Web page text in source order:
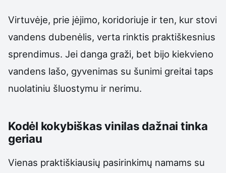
Virtuvėje, prie įėjimo, koridoriuje ir ten, kur stovi
vandens dubenėlis, verta rinktis praktiškesnius
sprendimus. Jei danga graži, bet bijo kiekvieno
vandens lašo, gyvenimas su šunimi greitai taps
nuolatiniu šluostymu ir nerimu.
Kodėl kokybiškas vinilas dažnai tinka
geriau
Vienas praktiškiausių pasirinkimų namams su